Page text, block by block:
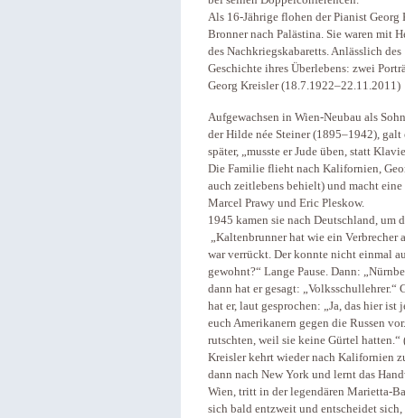
Als 16-Jährige flohen der Pianist
Bronner nach Palästina. Sie waren mit
des Nachkriegskabaretts. Anlässlich
Geschichte ihres Überlebens: zwei
Georg Kreisler (18.7.1922–22.11.2011)
Aufgewachsen in Wien-Neubau als
der Hilde née Steiner (1895–1942),
später, „musste er Jude üben, statt
Die Familie flieht nach Kalifornien,
auch zeitlebens behielt) und macht
Marcel Prawy und Eric Pleskow.
1945 kamen sie nach Deutschland, um
„Kaltenbrunner hat wie ein Verbrecher
war verrückt. Der konnte nicht einmal
gewohnt?“ Lange Pause. Dann:
dann hat er gesagt:
hat er, laut gesprochen: „Ja, das hier
euch Amerikanern gegen die Russen
rutschten, weil sie keine Gürtel
Kreisler kehrt wieder nach Kalifornien
dann nach New York und lernt das
Wien, tritt in der legendären Marietta-
sich bald entzweit und entscheidet